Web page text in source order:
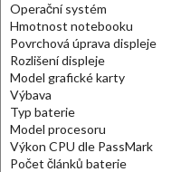
Operační systém
Hmotnost notebooku
Povrchová úprava displeje
Rozlišení displeje
Model grafické karty
Výbava
Typ baterie
Model procesoru
Výkon CPU dle PassMark
Počet článků baterie